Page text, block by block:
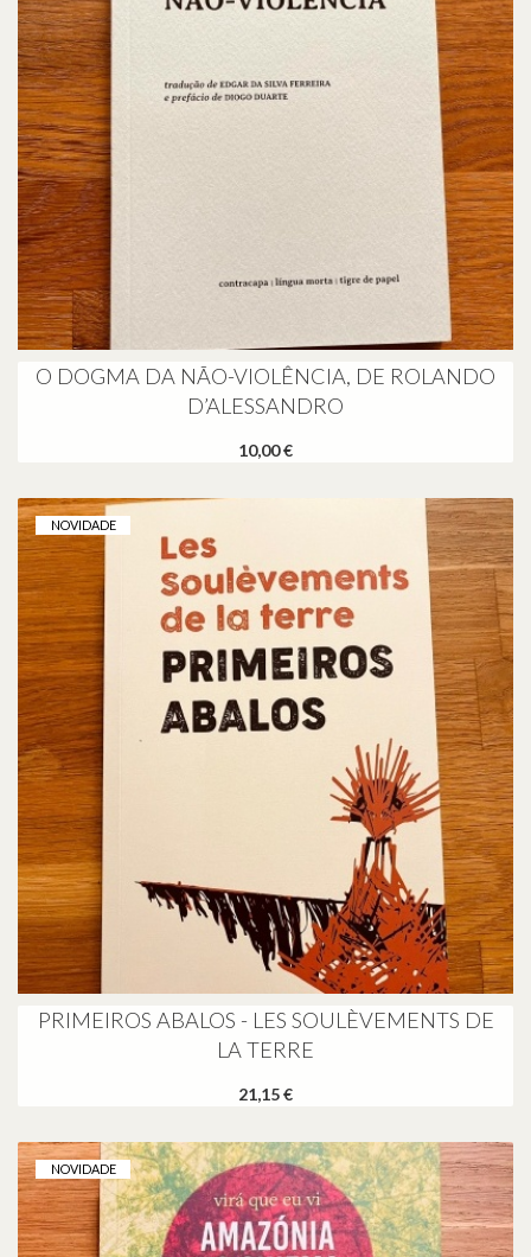
O DOGMA DA NÃO-VIOLÊNCIA, DE ROLANDO
D’ALESSANDRO
10,00 €
NOVIDADE
PRIMEIROS ABALOS - LES SOULÈVEMENTS DE
LA TERRE
21,15 €
NOVIDADE